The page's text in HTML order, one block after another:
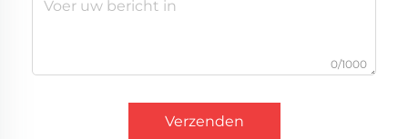
0/1000
Verzenden